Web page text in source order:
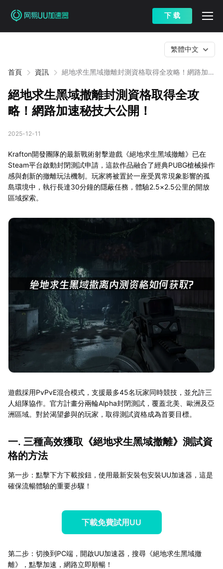
下 载
首頁 資訊
絕地求生黑域撤離封測資格取得全攻略！網路加速
繁體中文
絕地求生黑域撤離封測資格取得全攻
略！網路加速秘技大公開！
2025-12-11
Krafton開發團隊的最新戰術射擊遊戲《絕地求生黑域撤離》已在
Steam平台啟動封閉測試申請，這款作品融合了經典PUBG槍械操作
感與創新的撤離玩法機制。玩家將被置於一座受異常現象影響的孤
島環境中，執行長達30分鐘的隱蔽任務，體驗2.5×2.5公里的開放
區域探索。
遊戲採用PvPvE混合模式，支援最多45名玩家同時競技，並允許三
人組隊協作。官方計畫分兩輪Alpha封閉測試，覆蓋北美、歐洲及亞
洲區域。對於渴望參與的玩家，取得測試資格成為首要目標。
一. 三種高效獲取《絕地求生黑域撤離》測試資
格的方法
第一步：點擊下方下載按鈕，使用最新安裝包安裝UU加速器，這是
確保流暢體驗的重要步驟！
下載免費試用UU
第二步：切換到PC端，開啟UU加速器，搜尋《絕地求生黑域撤
離》，點擊加速，網路立即順暢！